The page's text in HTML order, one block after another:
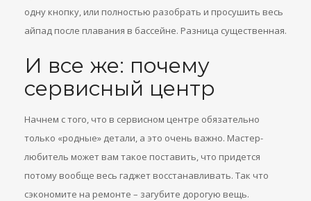
одну кнопку, или полностью разобрать и просушить весь
айпад после плавания в бассейне. Разница существенная.
И все же: почему
сервисный центр
Начнем с того, что в сервисном центре обязательно
только «родные» детали, а это очень важно. Мастер-
любитель может вам такое поставить, что придется
потому вообще весь гаджет восстанавливать. Так что
сэкономите на ремонте – загубите дорогую вещь.